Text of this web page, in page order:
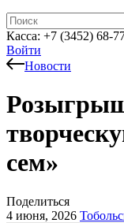
Касса: +7 (3452) 68-
Войти
Новости
сем»
Поделиться
4 июня, 2026